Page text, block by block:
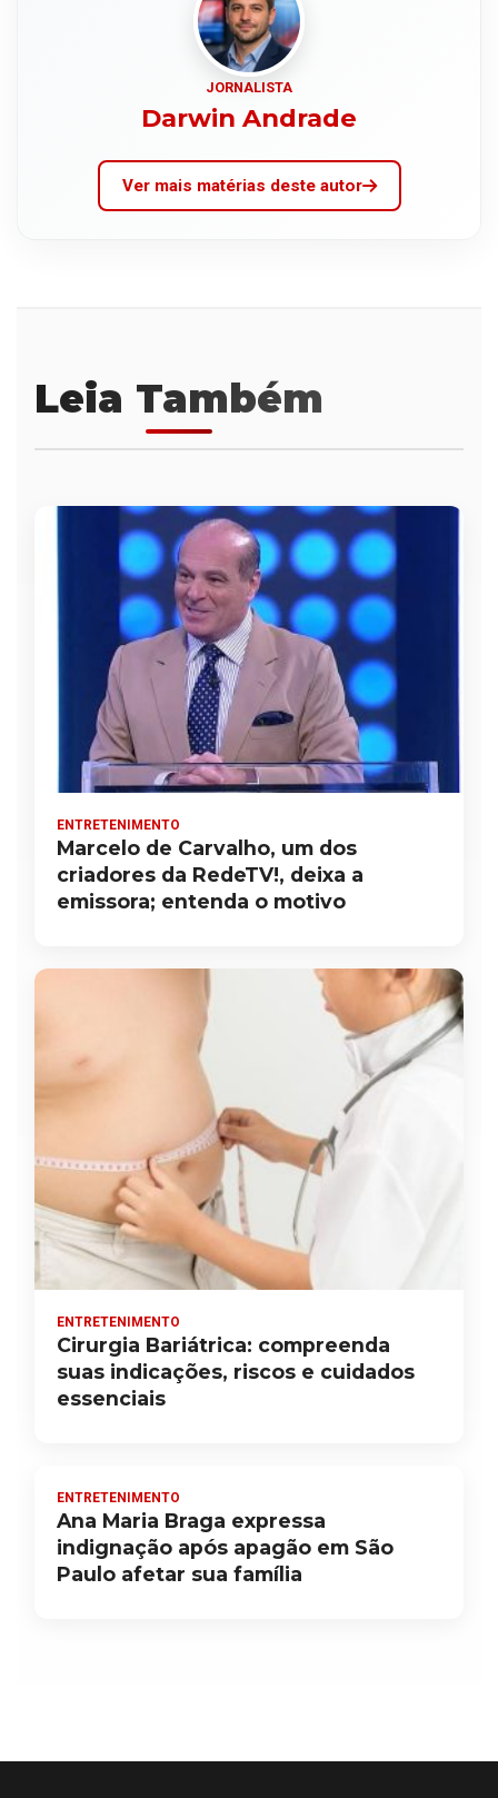
JORNALISTA
Darwin Andrade
Ver mais matérias deste autor
Leia Também
ENTRETENIMENTO
Marcelo de Carvalho, um dos
criadores da RedeTV!, deixa a
emissora; entenda o motivo
ENTRETENIMENTO
Cirurgia Bariátrica: compreenda
suas indicações, riscos e cuidados
essenciais
ENTRETENIMENTO
Ana Maria Braga expressa
indignação após apagão em São
Paulo afetar sua família